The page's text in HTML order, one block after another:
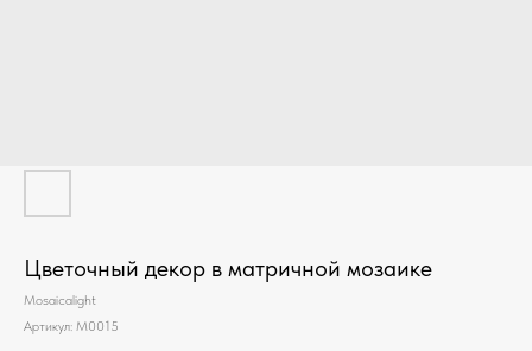
Цветочный декор в матричной мозаике
Mosaicalight
Артикул: M0015